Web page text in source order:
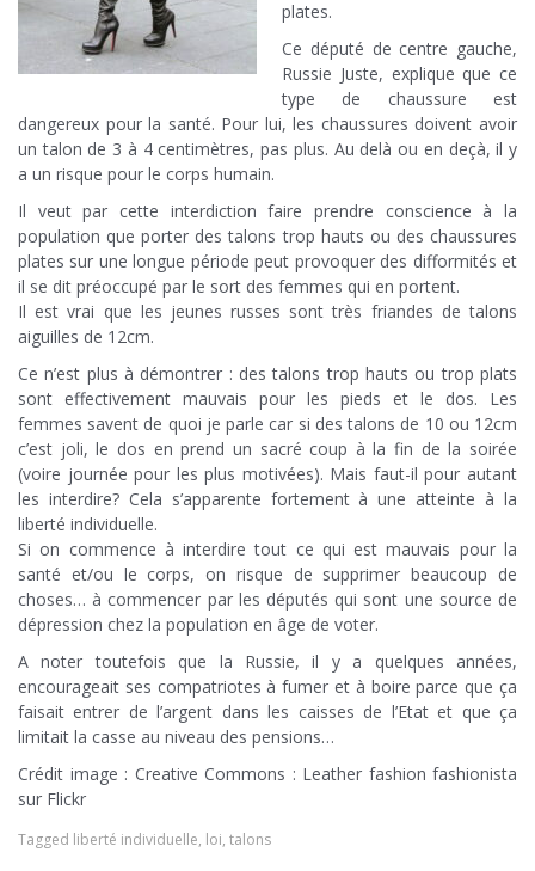
plates.
Ce député de centre gauche,
Russie Juste, explique que ce
type de chaussure est
dangereux pour la santé. Pour lui, les chaussures doivent avoir
un talon de 3 à 4 centimètres, pas plus. Au delà ou en deçà, il y
a un risque pour le corps humain.
Il veut par cette interdiction faire prendre conscience à la
population que porter des talons trop hauts ou des chaussures
plates sur une longue période peut provoquer des difformités et
il se dit préoccupé par le sort des femmes qui en portent.
Il est vrai que les jeunes russes sont très friandes de talons
aiguilles de 12cm.
Ce n’est plus à démontrer : des talons trop hauts ou trop plats
sont effectivement mauvais pour les pieds et le dos. Les
femmes savent de quoi je parle car si des talons de 10 ou 12cm
c’est joli, le dos en prend un sacré coup à la fin de la soirée
(voire journée pour les plus motivées). Mais faut-il pour autant
les interdire? Cela s’apparente fortement à une atteinte à la
liberté individuelle.
Si on commence à interdire tout ce qui est mauvais pour la
santé et/ou le corps, on risque de supprimer beaucoup de
choses… à commencer par les députés qui sont une source de
dépression chez la population en âge de voter.
A noter toutefois que la Russie, il y a quelques années,
encourageait ses compatriotes à fumer et à boire parce que ça
faisait entrer de l’argent dans les caisses de l’Etat et que ça
limitait la casse au niveau des pensions…
Crédit image : Creative Commons : Leather fashion fashionista
sur Flickr
Tagged liberté individuelle, loi, talons